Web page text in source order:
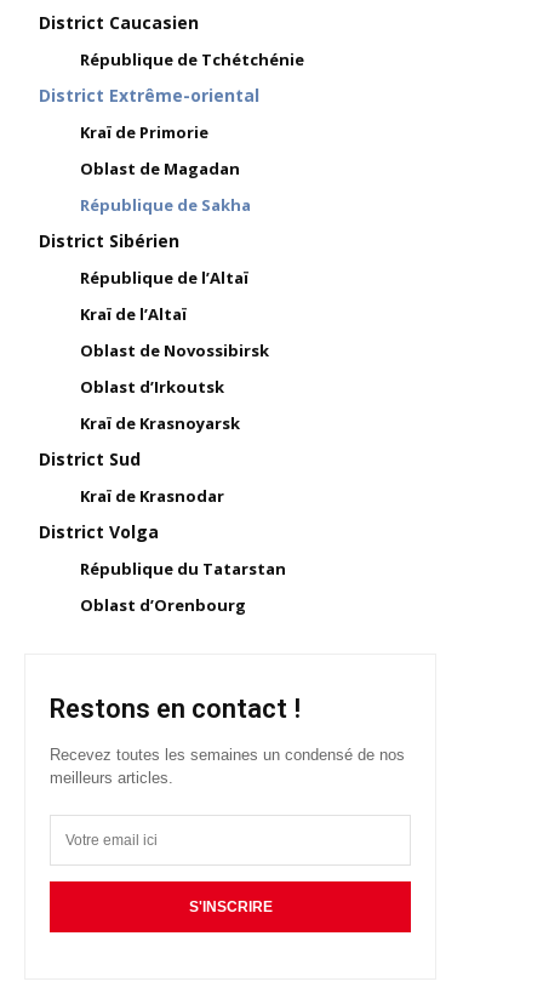
District Caucasien
République de Tchétchénie
District Extrême-oriental
Kraï de Primorie
Oblast de Magadan
République de Sakha
District Sibérien
République de l’Altaï
Kraï de l’Altaï
Oblast de Novossibirsk
Oblast d’Irkoutsk
Kraï de Krasnoyarsk
District Sud
Kraï de Krasnodar
District Volga
République du Tatarstan
Oblast d’Orenbourg
Restons en contact !
Recevez toutes les semaines un condensé de nos
meilleurs articles.
S'INSCRIRE